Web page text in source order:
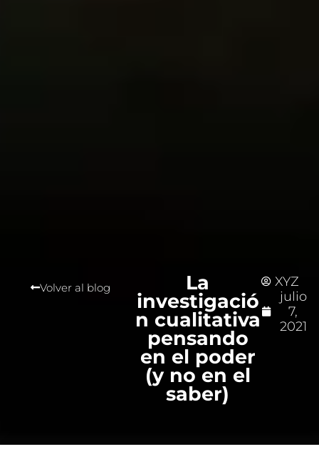
Volver al blog La
investigació
n cualitativa
pensando
en el poder
(y no en el
saber)
XYZ
julio
7,
2021